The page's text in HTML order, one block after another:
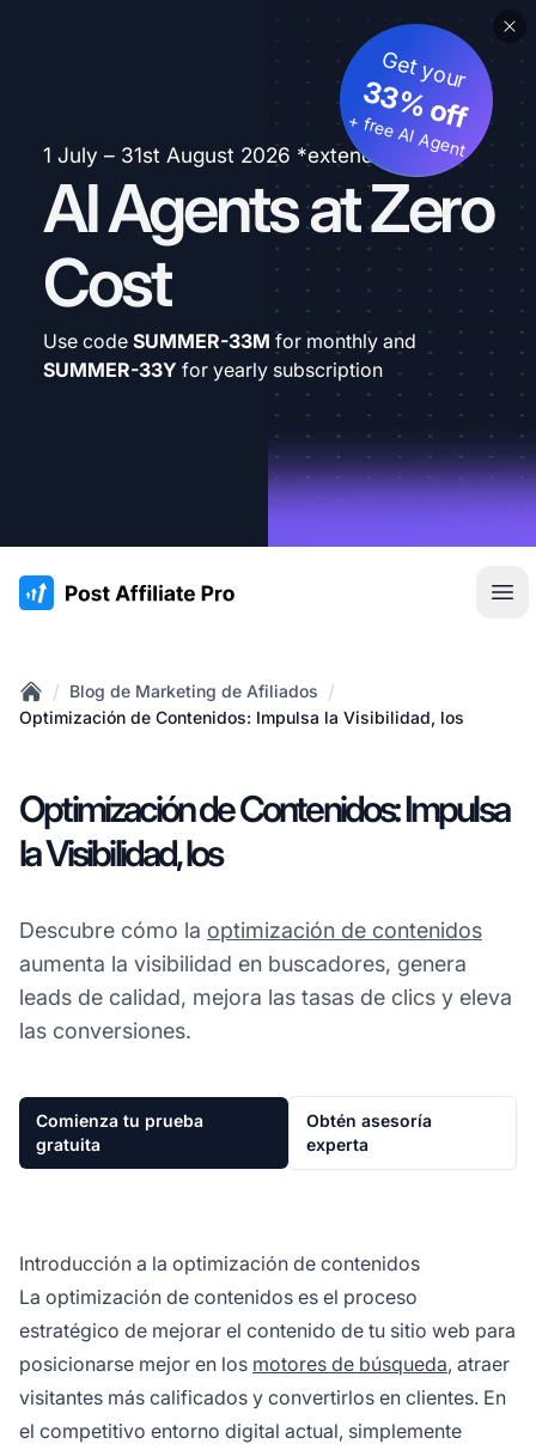
1 July – 31st August 2026 *extended
AI Agents at Zero
Cost
Get your
33% off
+ free AI Agent
Use code SUMMER-33M for monthly and
SUMMER-33Y for yearly subscription
:site.title
Home
/ Blog de Marketing de Afiliados /
Optimización de Contenidos: Impulsa la Visibilidad, los
Optimización de Contenidos: Impulsa
la Visibilidad, los
Descubre cómo la optimización de contenidos
aumenta la visibilidad en buscadores, genera
leads de calidad, mejora las tasas de clics y eleva
las conversiones.
Comienza tu prueba
gratuita
Obtén asesoría
experta
Introducción a la optimización de contenidos
La optimización de contenidos es el proceso
estratégico de mejorar el contenido de tu sitio web para
posicionarse mejor en los motores de búsqueda, atraer
visitantes más calificados y convertirlos en clientes. En
el competitivo entorno digital actual, simplemente